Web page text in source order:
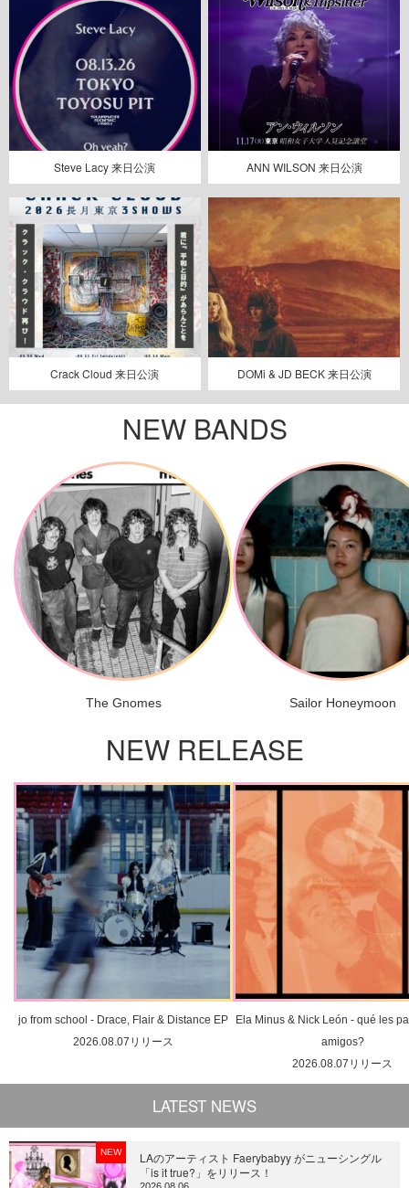
Steve Lacy 来日公演 ANN WILSON 来日公演
Crack Cloud 来日公演 DOMi & JD BECK 来日公演
NEW BANDS
The Gnomes Sailor Honeymoon
NEW RELEASE
jo from school - Drace, Flair & Distance EP
2026.08.07リリース
Ela Minus & Nick León - qué les
amigos?
2026.08.07リリース
LATEST NEWS
NEW
LAのアーティスト Faerybabyy がニューシングル
「is it true?」をリリース！
2026.08.06